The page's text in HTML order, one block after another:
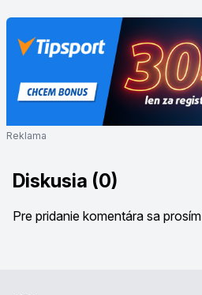
Reklama
Diskusia (0)
Pre pridanie komentára sa prosím